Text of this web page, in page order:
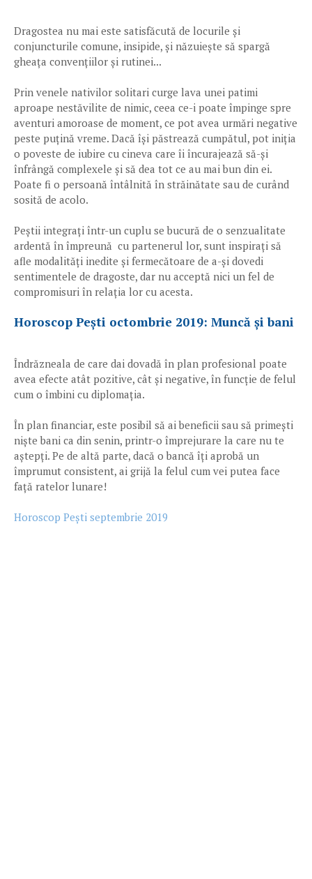
Dragostea nu mai este satisfăcută de locurile și
conjuncturile comune, insipide, și năzuiește să spargă
gheața convențiilor și rutinei...
Prin venele nativilor solitari curge lava unei patimi
aproape nestăvilite de nimic, ceea ce-i poate împinge spre
aventuri amoroase de moment, ce pot avea urmări negative
peste puțină vreme. Dacă își păstrează cumpătul, pot iniția
o poveste de iubire cu cineva care îi încurajează să-și
înfrângă complexele și să dea tot ce au mai bun din ei.
Poate fi o persoană întâlnită în străinătate sau de curând
sosită de acolo.
Peștii integrați într-un cuplu se bucură de o senzualitate
ardentă în împreună cu partenerul lor, sunt inspirați să
afle modalități inedite și fermecătoare de a-și dovedi
sentimentele de dragoste, dar nu acceptă nici un fel de
compromisuri în relația lor cu acesta.
Horoscop Pești octombrie 2019: Muncă și bani
Îndrăzneala de care dai dovadă în plan profesional poate
avea efecte atât pozitive, cât și negative, în funcție de felul
cum o îmbini cu diplomația.
În plan financiar, este posibil să ai beneficii sau să primești
niște bani ca din senin, printr-o împrejurare la care nu te
aștepți. Pe de altă parte, dacă o bancă îți aprobă un
împrumut consistent, ai grijă la felul cum vei putea face
față ratelor lunare!
Horoscop Pești septembrie 2019